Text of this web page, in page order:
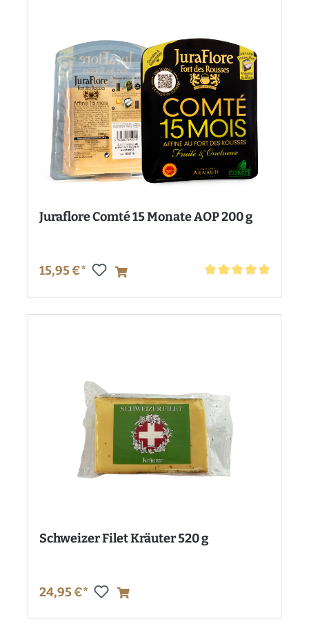
Juraflore Comté 15 Monate AOP 200 g
15,95 €*
Schweizer Filet Kräuter 520 g
24,95 €*